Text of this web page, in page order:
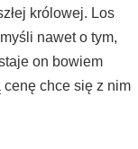
królowej. Los
nawet o tym,
on bowiem
chce się z nim